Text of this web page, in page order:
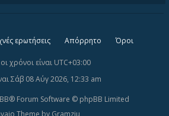
ερωτήσεις Απόρρητο Όροι
χρόνοι είναι UTC+03:00
Σάβ 08 Αύγ 2026, 12:33 am
® Forum Software © phpBB Limited
Theme by Gramziu